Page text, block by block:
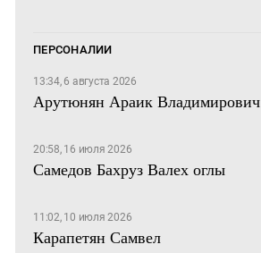
ПЕРСОНАЛИИ
13:34, 6 августа 2026
Арутюнян Араик Владимирович
20:58, 16 июля 2026
Самедов Бахруз Валех оглы
11:02, 10 июля 2026
Карапетян Самвел